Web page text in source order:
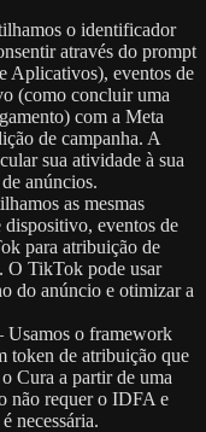
o identificador
através do prompt
Aplicativos), eventos de
(como concluir uma
com a Meta
de campanha. A
sua atividade à sua
anúncios.
as mesmas
eventos de
para atribuição de
O TikTok pode usar
do anúncio e otimizar a
o framework
token de atribuição que
Cura a partir de uma
não requer o IDFA e
necessária.